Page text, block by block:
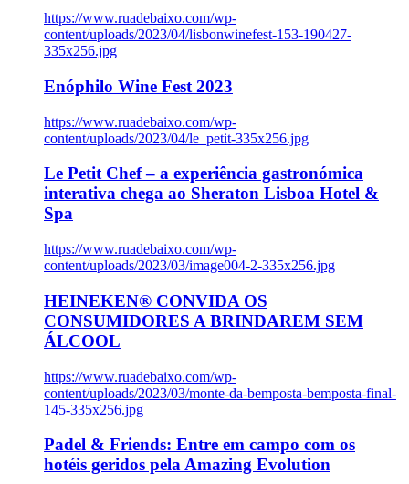
https://www.ruadebaixo.com/wp-
content/uploads/2023/04/lisbonwinefest-153-190427-
335x256.jpg
Enóphilo Wine Fest 2023
https://www.ruadebaixo.com/wp-
content/uploads/2023/04/le_petit-335x256.jpg
Le Petit Chef – a experiência gastronómica
interativa chega ao Sheraton Lisboa Hotel &
Spa
https://www.ruadebaixo.com/wp-
content/uploads/2023/03/image004-2-335x256.jpg
HEINEKEN® CONVIDA OS
CONSUMIDORES A BRINDAREM SEM
ÁLCOOL
https://www.ruadebaixo.com/wp-
content/uploads/2023/03/monte-da-bemposta-bemposta-final-
145-335x256.jpg
Padel & Friends: Entre em campo com os
hotéis geridos pela Amazing Evolution